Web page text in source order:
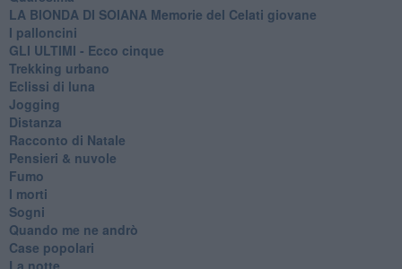
LA BIONDA DI SOIANA Memorie del Celati giovane
I palloncini
GLI ULTIMI - Ecco cinque
Trekking urbano
Eclissi di luna
Jogging
Distanza
Racconto di Natale
Pensieri & nuvole
Fumo
I morti
Sogni
Quando me ne andrò
Case popolari
La notte